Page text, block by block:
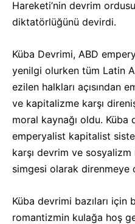
Hareketi’nin devrim
diktatörlüğünü devirdi.
Küba Devrimi, ABD
yenilgi olurken tüm Latin
ezilen halkları açısından
ve kapitalizme karşı
moral kaynağı oldu. Küba
emperyalist kapitalist
karşı devrim ve
simgesi olarak direnmeye
Küba devrimi bazıları
romantizmin kulağa hoş